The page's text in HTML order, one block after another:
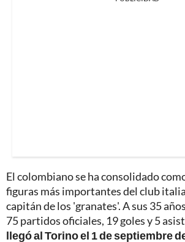
El colombiano se ha consolidado
figuras más importantes del club
capitán de los 'granates'. A sus 35
75 partidos oficiales, 19 goles y 5
llegó al Torino el 1 de septiembre